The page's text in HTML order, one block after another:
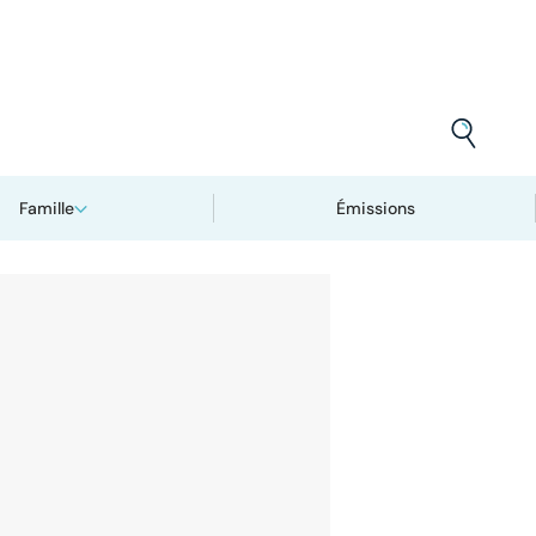
Famille Émissions